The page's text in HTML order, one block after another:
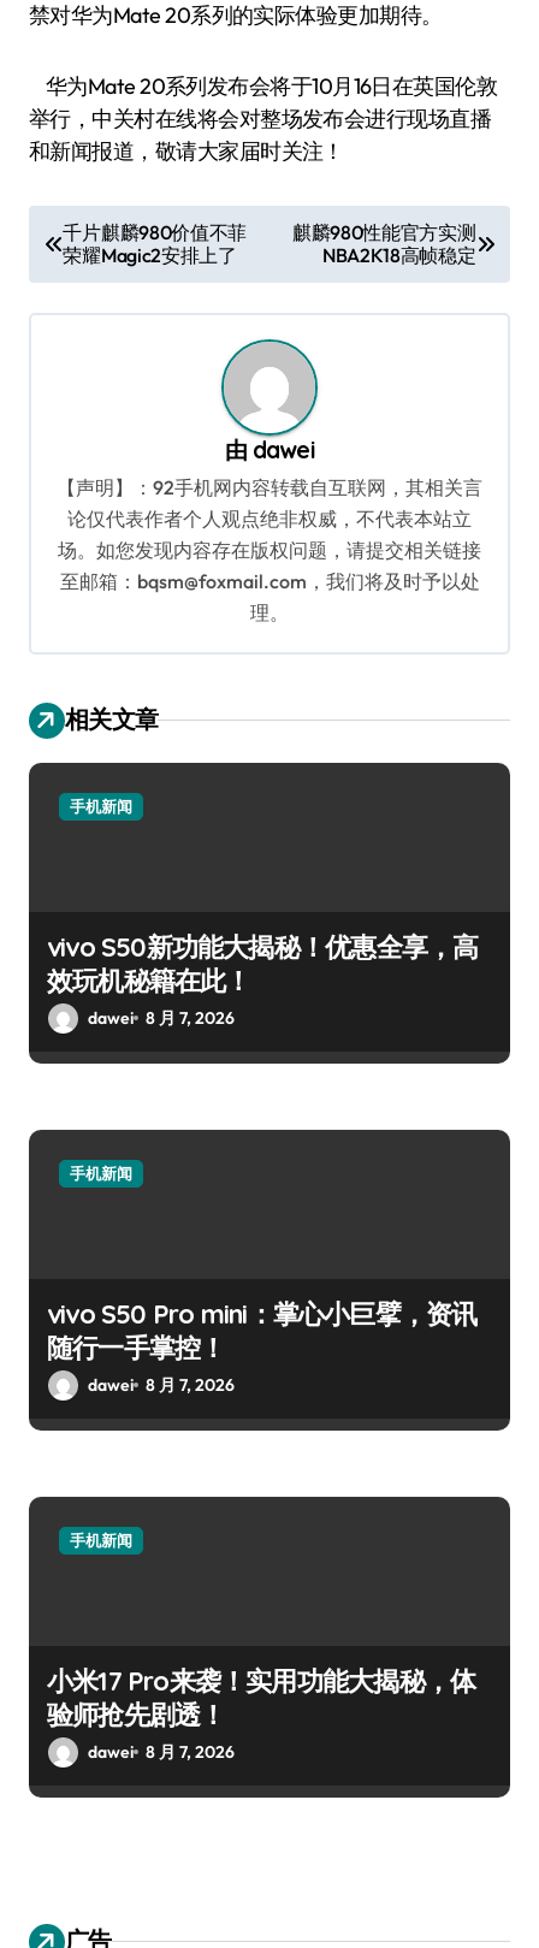
禁对华为Mate 20系列的实际体验更加期待。
华为Mate 20系列发布会将于10月16日在英国伦敦
举行，中关村在线将会对整场发布会进行现场直播
和新闻报道，敬请大家届时关注！
章
导
千片麒麟980价值不菲
荣耀Magic2安排上了
麒麟980性能官方实测
NBA2K18高帧稳定
由 dawei
【声明】：92手机网内容转载自互联网，其相关言
论仅代表作者个人观点绝非权威，不代表本站立
场。如您发现内容存在版权问题，请提交相关链接
至邮箱：bqsm@foxmail.com，我们将及时予以处
理。
相关文章
手机新闻
vivo S50新功能大揭秘！优惠全享，高
效玩机秘籍在此！
dawei 8 月 7, 2026
手机新闻
vivo S50 Pro mini：掌心小巨擘，资讯
随行一手掌控！
dawei 8 月 7, 2026
手机新闻
小米17 Pro来袭！实用功能大揭秘，体
验师抢先剧透！
dawei 8 月 7, 2026
广告